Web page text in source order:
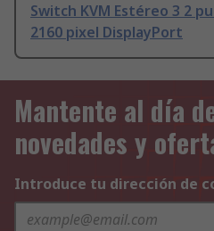
Switch KVM Estéreo 3 2
2160 pixel DisplayPort
Mantente al día
novedades y
Introduce tu dirección de